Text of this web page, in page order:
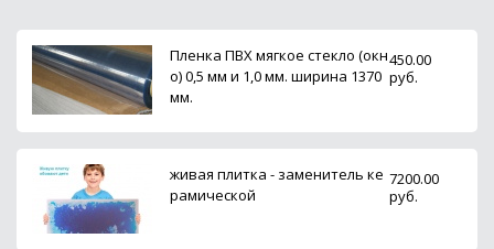
Пленка ПВХ мягкое стекло (окн
о) 0,5 мм и 1,0 мм. ширина 1370
мм.
450.00
руб.
живая плитка - заменитель ке
рамической
7200.00
руб.